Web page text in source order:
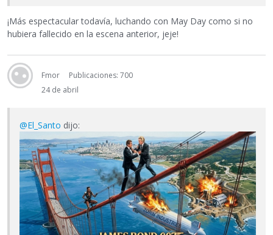
¡Más espectacular todavía, luchando con May Day como si no
hubiera fallecido en la escena anterior, jeje!
Fmor
Publicaciones: 700
24 de abril
@El_Santo dijo: